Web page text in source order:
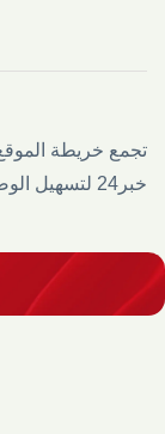
تجمع خريطة
خبر24 لتسهيل الوصول إلى المحتوى.